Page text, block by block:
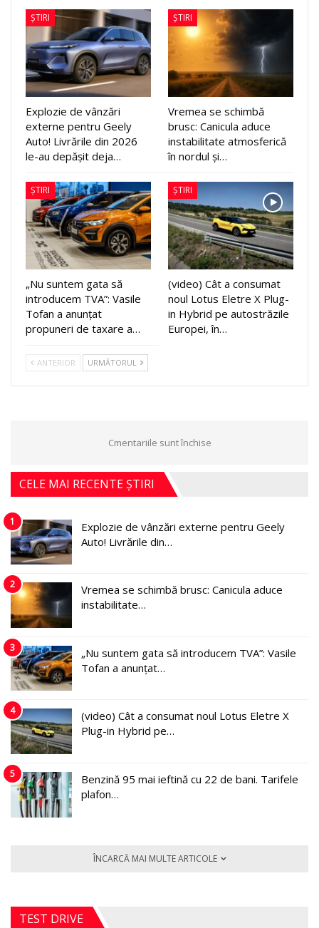
ȘTIRI
Explozie de vânzări
externe pentru Geely
Auto! Livrările din 2026
le-au depășit deja…
ȘTIRI
Vremea se schimbă
brusc: Canicula aduce
instabilitate atmosferică
în nordul și…
ȘTIRI
„Nu suntem gata să
introducem TVA”: Vasile
Tofan a anunțat
propuneri de taxare a…
ȘTIRI
(video) Cât a consumat
noul Lotus Eletre X Plug-
in Hybrid pe autostrăzile
Europei, în…
ANTERIOR URMĂTORUL
Cmentariile sunt închise
CELE MAI RECENTE ȘTIRI
1
Explozie de vânzări externe pentru Geely
Auto! Livrările din…
2
Vremea se schimbă brusc: Canicula aduce
instabilitate…
3
„Nu suntem gata să introducem TVA”: Vasile
Tofan a anunțat…
4
(video) Cât a consumat noul Lotus Eletre X
Plug-in Hybrid pe…
5
Benzină 95 mai ieftină cu 22 de bani. Tarifele
plafon…
ÎNCARCĂ MAI MULTE ARTICOLE
TEST DRIVE